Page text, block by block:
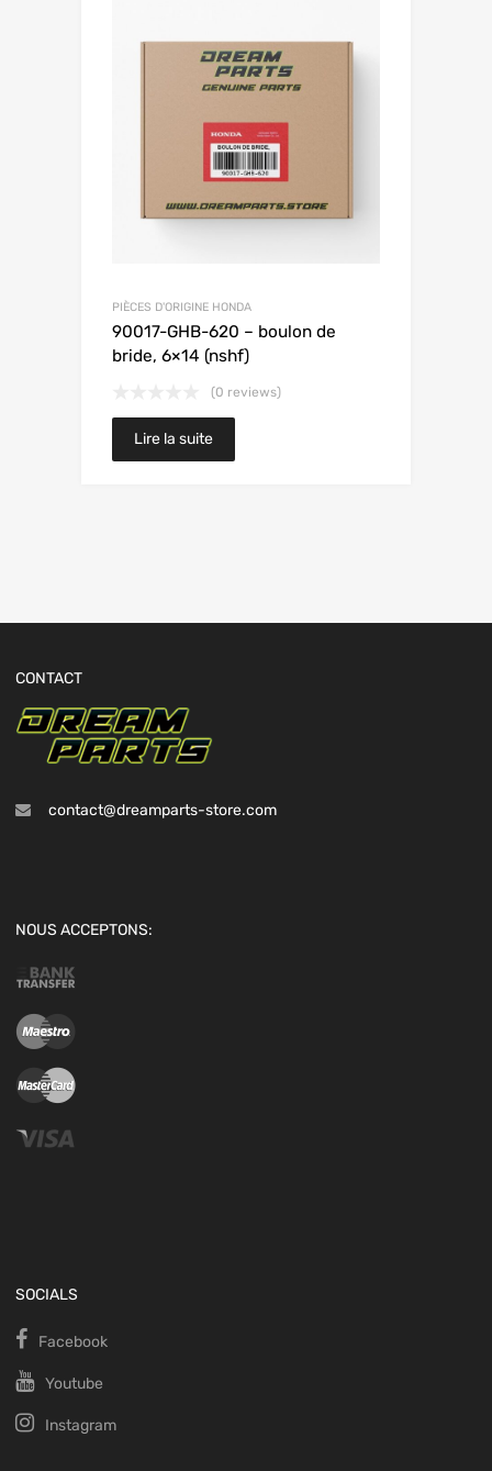
PIÈCES D'ORIGINE HONDA
90017-GHB-620 – boulon de
bride, 6×14 (nshf)
(0 reviews)
Lire la suite
CONTACT
contact@dreamparts-store.com
NOUS ACCEPTONS:
SOCIALS
Facebook
Youtube
Instagram